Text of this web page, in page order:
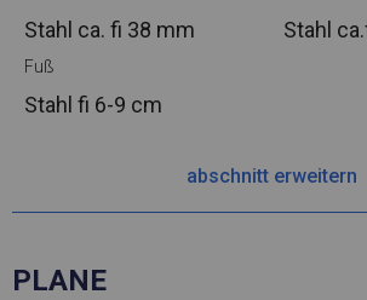
Stahl ca. fi 38 mm Stahl ca.
Fuß
Stahl fi 6-9 cm
abschnitt erweitern
PLANE